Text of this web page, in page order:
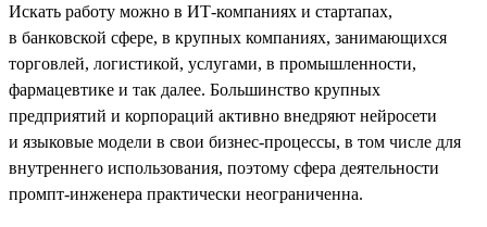
Искать работу можно в ИТ-компаниях и стартапах,
в банковской сфере, в крупных компаниях, занимающихся
торговлей, логистикой, услугами, в промышленности,
фармацевтике и так далее. Большинство крупных
предприятий и корпораций активно внедряют нейросети
и языковые модели в свои бизнес-процессы, в том числе для
внутреннего использования, поэтому сфера деятельности
промпт-инженера практически неограниченна.